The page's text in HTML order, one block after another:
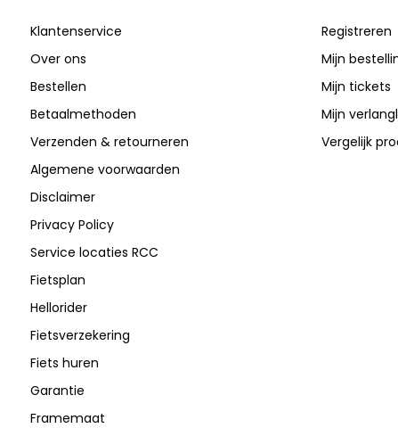
Klantenservice
Over ons
Bestellen
Betaalmethoden
Verzenden & retourneren
Algemene voorwaarden
Disclaimer
Privacy Policy
Service locaties RCC
Fietsplan
Hellorider
Fietsverzekering
Fiets huren
Garantie
Framemaat
Registreren
Mijn
Mijn tickets
Mijn
Vergelijk